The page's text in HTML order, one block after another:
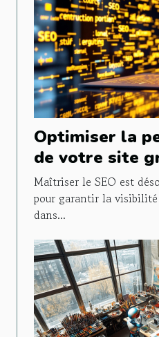
Optimiser la
de votre site
outils d'IA
Maîtriser le SEO est
pour garantir la
dans...